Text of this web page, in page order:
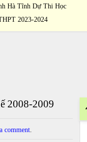
Hà Tĩnh Dự Thi Học
2023-2024
2008-2009
comment